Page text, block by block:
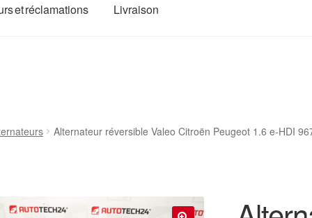
et réclamations Livraison
Alternateur réversible Valeo Citroën Peugeot 1.6 e-HDI